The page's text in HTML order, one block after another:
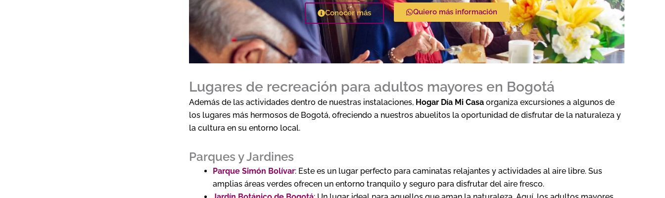
Conocer más Quiero más información
Lugares de recreación para adultos mayores en Bogotá
Además de las actividades dentro de nuestras instalaciones, Hogar Día Mi Casa organiza excursiones a algunos de
los lugares más hermosos de Bogotá, ofreciendo a nuestros abuelitos la oportunidad de disfrutar de la naturaleza y
la cultura en su entorno local.
Parques y Jardines
Parque Simón Bolívar: Este es un lugar perfecto para caminatas relajantes y actividades al aire libre. Sus
amplias áreas verdes ofrecen un entorno tranquilo y seguro para disfrutar del aire fresco.